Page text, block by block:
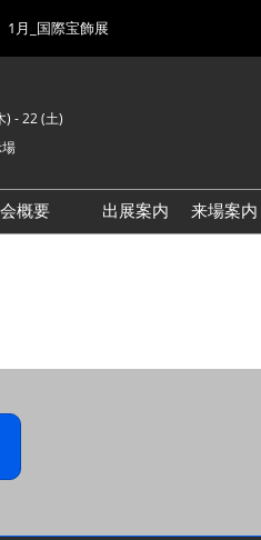
1月_国際宝飾展
) - 22 (土)
概要
出展案内
来場案内